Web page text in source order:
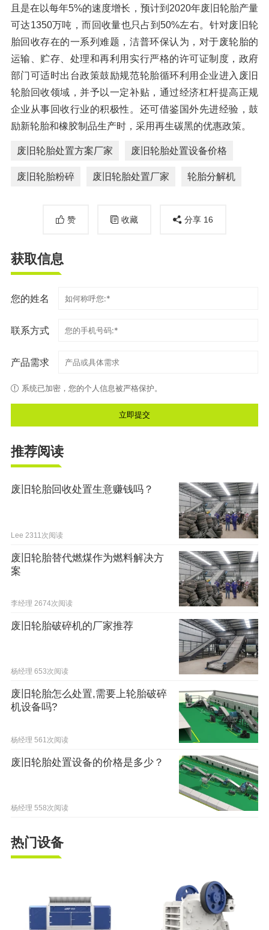
且是在以每年5%的速度增长，预计到2020年废旧轮胎产量
可达1350万吨，而回收量也只占到50%左右。针对废旧轮
胎回收存在的一系列难题，洁普环保认为，对于废轮胎的
运输、贮存、处理和再利用实行严格的许可证制度，政府
部门可适时出台政策鼓励规范轮胎循环利用企业进入废旧
轮胎回收领域，并予以一定补贴，通过经济杠杆提高正规
企业从事回收行业的积极性。还可借鉴国外先进经验，鼓
励新轮胎和橡胶制品生产时，采用再生碳黑的优惠政策。
废旧轮胎处置方案厂家 废旧轮胎处置设备价格
废旧轮胎粉碎 废旧轮胎处置厂家 轮胎分解机
赞 收藏 分享 16
获取信息
您的姓名
联系方式
产品需求
系统已加密，您的个人信息被严格保护。
推荐阅读
废旧轮胎回收处置生意赚钱吗？
Lee 2311次阅读
废旧轮胎替代燃煤作为燃料解决方
案
李经理 2674次阅读
废旧轮胎破碎机的厂家推荐
杨经理 653次阅读
废旧轮胎怎么处置,需要上轮胎破碎
机设备吗?
杨经理 561次阅读
废旧轮胎处置设备的价格是多少？
杨经理 558次阅读
热门设备